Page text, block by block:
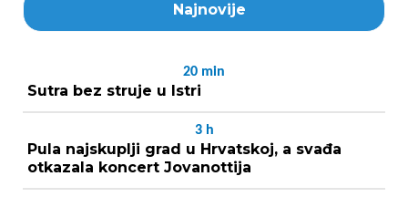
Najnovije
20 min
Sutra bez struje u Istri
3 h
Pula najskuplji grad u Hrvatskoj, a svađa
otkazala koncert Jovanottija